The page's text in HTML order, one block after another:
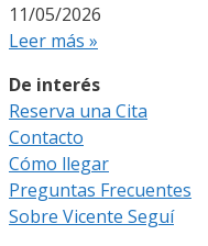
11/05/2026
Leer más »
De interés
Reserva una Cita
Contacto
Cómo llegar
Preguntas Frecuentes
Sobre Vicente Seguí